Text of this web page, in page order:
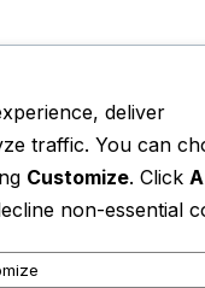
deliver
traffic. You can
Customize. Click
non-essential